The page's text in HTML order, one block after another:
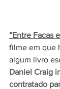
“Entre Facas
filme em que
algum livro
Daniel Craig
contratado